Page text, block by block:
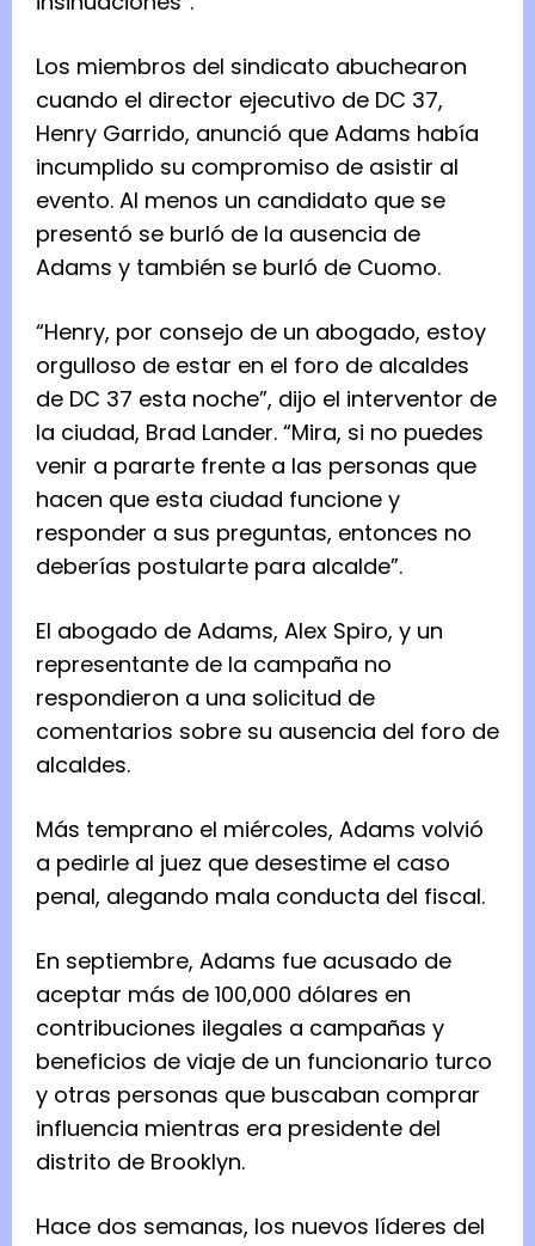
Los miembros del sindicato abuchearon
cuando el director ejecutivo de DC 37,
Henry Garrido, anunció que Adams había
incumplido su compromiso de asistir al
evento. Al menos un candidato que se
presentó se burló de la ausencia de
Adams y también se burló de Cuomo.
“Henry, por consejo de un abogado, estoy
orgulloso de estar en el foro de alcaldes
de DC 37 esta noche”, dijo el interventor de
la ciudad, Brad Lander. “Mira, si no puedes
venir a pararte frente a las personas que
hacen que esta ciudad funcione y
responder a sus preguntas, entonces no
deberías postularte para alcalde”.
El abogado de Adams, Alex Spiro, y un
representante de la campaña no
respondieron a una solicitud de
comentarios sobre su ausencia del foro de
alcaldes.
Más temprano el miércoles, Adams volvió
a pedirle al juez que desestime el caso
penal, alegando mala conducta del fiscal.
En septiembre, Adams fue acusado de
aceptar más de 100,000 dólares en
contribuciones ilegales a campañas y
beneficios de viaje de un funcionario turco
y otras personas que buscaban comprar
influencia mientras era presidente del
distrito de Brooklyn.
Hace dos semanas, los nuevos líderes del